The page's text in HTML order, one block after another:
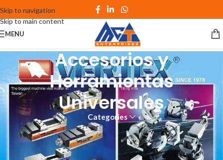
Skip to navigation
Skip to main content
MENU
Accesorios y
Herramientas
Universales
Categories
ACCESORIOS Y HERRAMIENTAS
UNIVERSALES